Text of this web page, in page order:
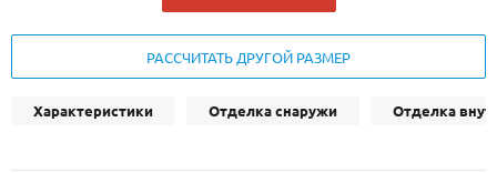
РАССЧИТАТЬ ДРУГОЙ РАЗМЕР
Характеристики Отделка снаружи Отделка